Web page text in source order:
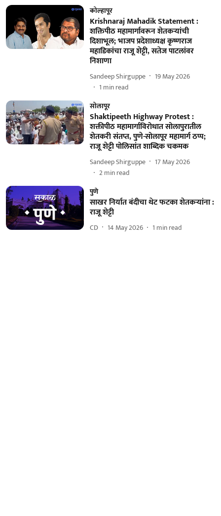
कोल्हापूर
Krishnaraj Mahadik Statement :
शक्तिपीठ महामार्गावरून शेतकऱ्यांची
दिशाभूल; भाजप प्रदेशाध्यक्ष कृष्णराज
महाडिकांचा राजू शेट्टी, सतेज पाटलांवर
निशाणा
Sandeep Shirguppe
19 May 2026
1 min read
सोलापूर
Shaktipeeth Highway Protest :
शक्तीपीठ महामार्गाविरोधात सोलापुरातील
शेतकरी संतप्त, पुणे-सोलापूर महामार्ग ठप्प;
राजू शेट्टी पोलिसांत शाब्दिक चकमक
Sandeep Shirguppe
17 May 2026
2min read
पुणे
साखर निर्यात बंदीचा थेट फटका शेतकऱ्यांना :
राजू शेट्टी
CD 14 May 2026 1 min read